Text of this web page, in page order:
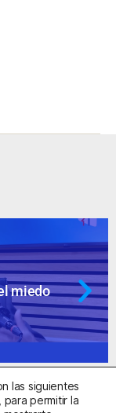
las siguientes
permitir la